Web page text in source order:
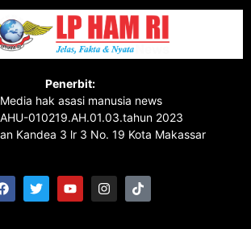
Penerbit:
hak asasi manusia news
010219.AH.01.03.tahun 2023
Kandea 3 lr 3 No. 19 Kota Makassar